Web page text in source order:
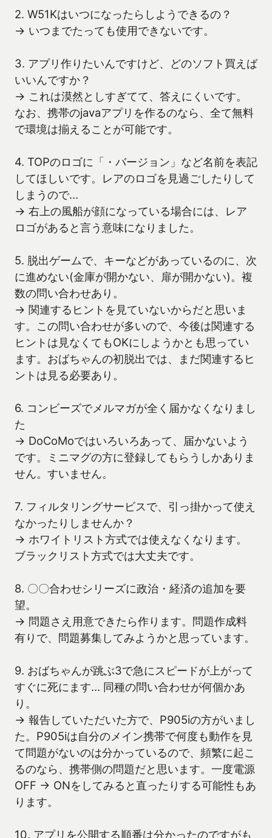
2. W51Kはいつになったらしようできるの？
→ いつまでたっても使用できないです。
3. アプリ作りたいんですけど、どのソフト買えば
いいんですか？
→ これは漠然としすぎてて、答えにくいです。
なお、携帯のjavaアプリを作るのなら、全て無料
で環境は揃えることが可能です。
4. TOPのロゴに「・バージョン」など名前を表記
してほしいです。レアのロゴを見過ごしたりして
しまうので…
→ 右上の風船が顔になっている場合には、レア
ロゴがあると言う意味になりました。
5. 脱出ゲームで、キーなどがあっているのに、次
に進めない(金庫が開かない、扉が開かない)。複
数の問い合わせあり。
→ 関連するヒントを見ていないからだと思いま
す。この問い合わせが多いので、今後は関連する
ヒントは見なくてもOKにしようかとも思ってい
ます。おばちゃんの初脱出では、まだ関連するヒ
ントは見る必要あり。
6. コンビーズでメルマガが全く届かなくなりまし
た
→ DoCoMoではいろいろあって、届かないよう
です。ミニマグの方に登録してもらうしかありま
せん。すいません。
7. フィルタリングサービスで、引っ掛かって使え
なかったりしませんか？
→ ホワイトリスト方式では使えなくなります。
ブラックリスト方式では大丈夫です。
8. 〇〇合わせシリーズに政治・経済の追加を要
望。
→ 問題さえ用意できたら作ります。問題作成料
有りで、問題募集してみようかと思っています。
9. おばちゃんが跳ぶ3で急にスピードが上がって
すぐに死にます… 同種の問い合わせが何個かあ
り。
→ 報告していただいた方で、P905iの方がいまし
た。P905iは自分のメイン携帯で何度も動作を見
て問題がないのは分かっているので、頻繁に起こ
るのなら、携帯側の問題だと思います。一度電源
OFF → ONをしてみると直ったりする可能性もあ
ります。
10. アプリを公開する順番は分かったのですがも